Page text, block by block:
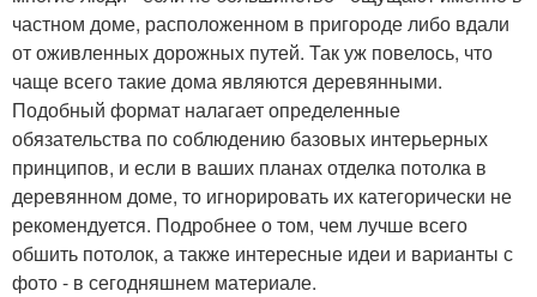
частном доме, расположенном в пригороде либо вдали
от оживленных дорожных путей. Так уж повелось, что
чаще всего такие дома являются деревянными.
Подобный формат налагает определенные
обязательства по соблюдению базовых интерьерных
принципов, и если в ваших планах отделка потолка в
деревянном доме, то игнорировать их категорически не
рекомендуется. Подробнее о том, чем лучше всего
обшить потолок, а также интересные идеи и варианты с
фото - в сегодняшнем материале.